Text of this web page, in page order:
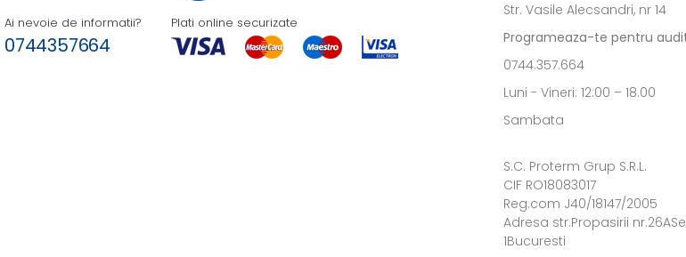
Ai nevoie de informatii?
0744357664
Plati online securizate
Str. Vasile Alecsandri, nr 14
Programeaza-te pentru
0744.357.664
Luni - Vineri: 12:00 – 18.00
Sambata
S.C. Proterm Grup S.R.L.
CIF RO18083017
Reg.com J40/18147/2005
Adresa str.Propasirii
1Bucuresti